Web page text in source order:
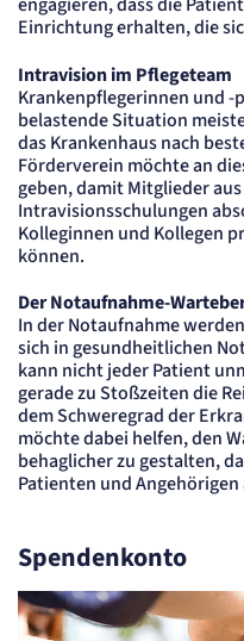
Einrichtung erhalten, die
Intravision im Pflegeteam
Krankenpflegerinnen und -
belastende Situation
das Krankenhaus nach
Förderverein möchte an
geben, damit Mitglieder
Intravisionsschulungen
Kolleginnen und Kollegen
können.
Der Notaufnahme-
In der Notaufnahme
sich in gesundheitlichen
kann nicht jeder Patient
gerade zu Stoßzeiten die
dem Schweregrad der
möchte dabei helfen, den
behaglicher zu gestalten,
Patienten und
Spendenkonto
_et_coid
Anbieter:
Zweck:
Cookie Erkennung
Cookie Laufzeit:
2 Jahre
etracker Analytics
Name:
et_allow_cookies
etracker GmbH
Zweck:
Es erlaubt eTracker Cookies zu setzen.
Cookie Laufzeit:
480 Tage
etracker Analytics
Name:
Zweck:
Cookie Laufzeit:
24 Std.